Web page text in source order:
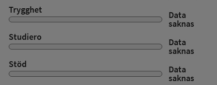
Trygghet
Data
saknas
Studiero
Data
saknas
Stöd
Data
saknas